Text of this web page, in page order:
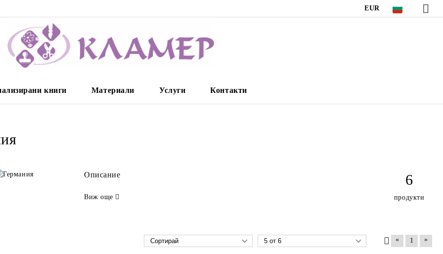
EUR
книги Материали Услуги Контакти
Описание
Виж още
6
продукти
« 1 »